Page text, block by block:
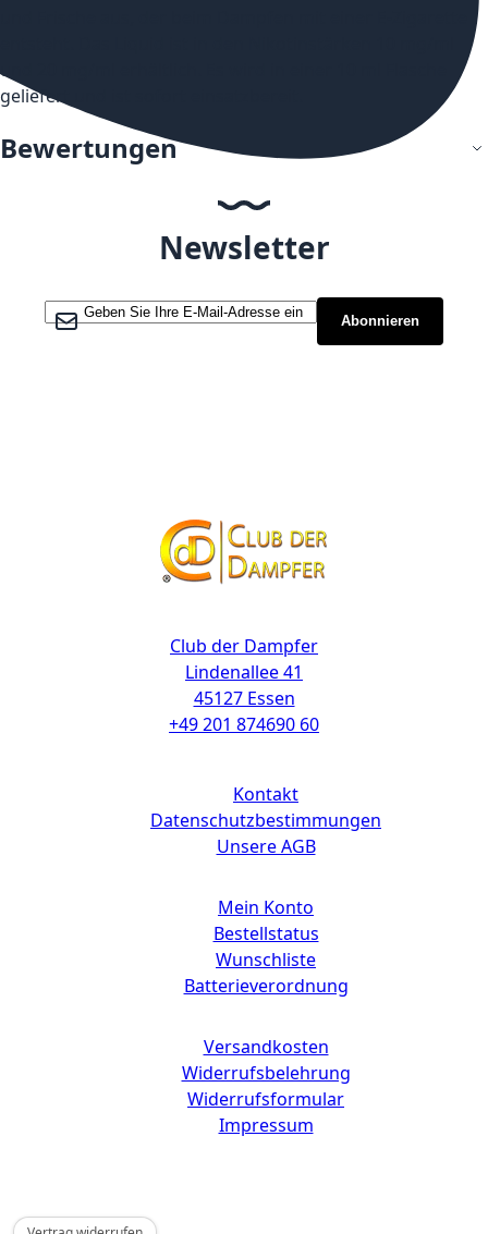
und 20 mg/ml erhältlich. Es wird in einer 10 ml Flasche
geliefert und ist sofort einsatzbereit.
Bewertungen
Newsletter
Melden Sie sich für unseren Newsletter an:
Abonnieren
Club der Dampfer
Lindenallee 41
45127 Essen
+49 201 874690 60
Kontakt
Datenschutzbestimmungen
Unsere AGB
Mein Konto
Bestellstatus
Wunschliste
Batterieverordnung
Versandkosten
Widerrufsbelehrung
Widerrufsformular
Impressum
Copyright © 2025 CdD GmbH